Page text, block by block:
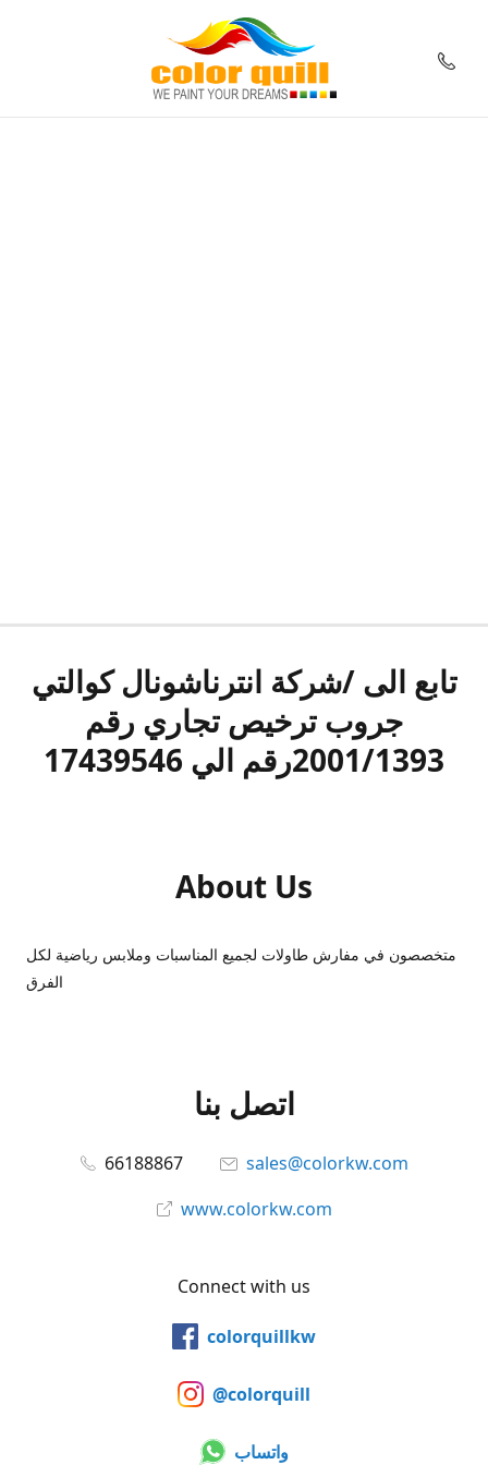
تابع الى /شركة انترناشونال كوالتي
جروب ترخيص تجاري رقم
2001/1393رقم الي 17439546
About Us
متخصصون في مفارش طاولات لجميع المناسبات وملابس رياضية لكل
الفرق
اتصل بنا
66188867
sales@colorkw.com
www.colorkw.com
Connect with us
colorquillkw
@colorquill
واتساب